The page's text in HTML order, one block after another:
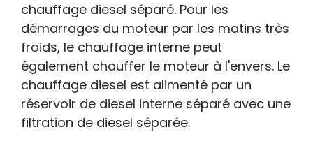
chauffage diesel séparé. Pour les
démarrages du moteur par les matins très
froids, le chauffage interne peut
également chauffer le moteur à l'envers. Le
chauffage diesel est alimenté par un
réservoir de diesel interne séparé avec une
filtration de diesel séparée.